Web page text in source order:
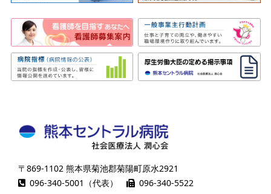
〒869-1102 熊本県菊池郡菊陽町原水2921
096-340-5001（代表）
096-340-5522